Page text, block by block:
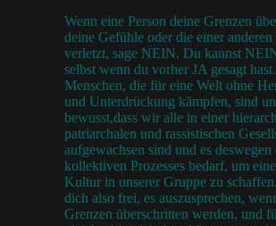
Wenn eine Person deine Grenzen
deine Gefühle oder die einer anderen
verletzt, sage NEIN. Du kannst
selbst wenn du vorher JA gesagt
Menschen, die für eine Welt ohne
und Unterdrückung kämpfen, sind
bewusst,dass wir alle in einer
patriarchalen und rassistischen
aufgewachsen sind und es deswegen
kollektiven Prozesses bedarf, um
Kultur in unserer Gruppe zu
dich also frei, es auszusprechen,
Grenzen überschritten werden, und